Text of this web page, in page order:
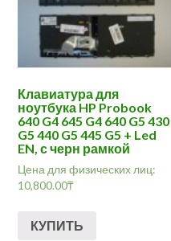
Клавиатура для
ноутбука HP Probook
640 G4 645 G4 640 G5 430
G5 440 G5 445 G5 + Led
EN, с черн рамкой
Цена для физических лиц:
10,800.00₸
КУПИТЬ